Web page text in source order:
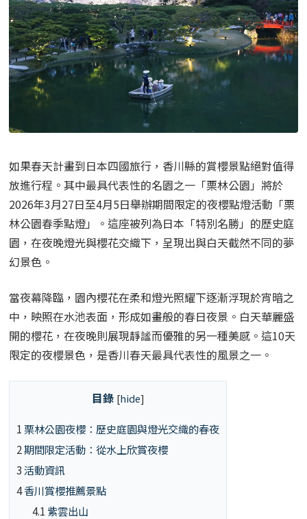
如果春天計畫到日本四國旅行，香川縣的賞櫻景點絕對值得
放進行程。其中最具代表性的名園之一「栗林公園」將於
2026年3月27日至4月5日舉辦期間限定的夜櫻點燈活動「栗
林公園春季點燈」。這座被列為日本「特別名勝」的歷史庭
園，在夜晚燈光與櫻花交織下，呈現出與白天截然不同的夢
幻景色。
當夜幕降臨，園內櫻花在柔和燈光照耀下逐漸浮現於宵暗之
中，映照在水池表面，形成如畫般的春日夜景。白天華麗盛
開的櫻花，在夜晚則展現靜謐而優雅的另一種美感。這10天
限定的夜櫻景色，是香川春天最具代表性的風景之一。
目錄 [hide]
1栗林公園夜櫻：歷史庭園與燈光交織的春夜
2期間限定活動：從水上欣賞夜櫻
3活動資訊
4香川賞櫻推薦景點
4.1 紫雲出山